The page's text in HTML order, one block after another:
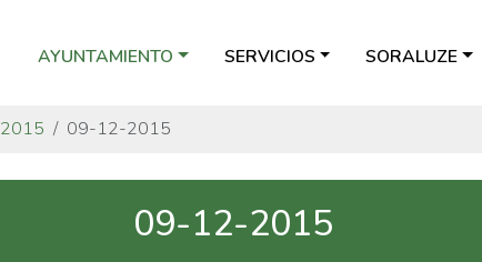
AYUNTAMIENTO SERVICIOS SORALUZE
2015 09-12-2015
09-12-2015